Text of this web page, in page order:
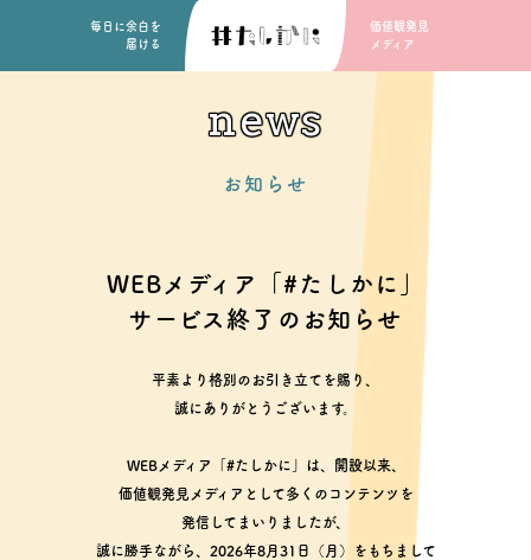
毎日に余白を
届ける
価値観発見
メディア
news
お知らせ
WEBメディア「#たしかに」
サービス終了のお知らせ
平素より格別のお引き立てを賜り、
誠にありがとうございます。
WEBメディア「#たしかに」は、開設以来、
価値観発見メディアとして多くのコンテンツを
発信してまいりましたが、
誠に勝手ながら、2026年8月31日（月）をもちまして